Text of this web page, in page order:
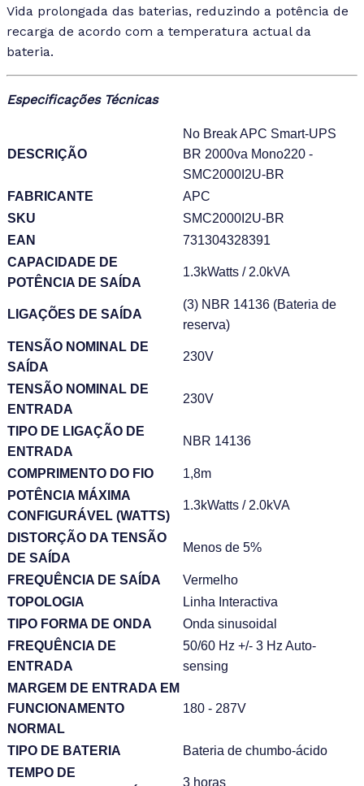
Vida prolongada das baterias, reduzindo a potência de
recarga de acordo com a temperatura actual da
bateria.
Especificações Técnicas
DESCRIÇÃO
No Break APC Smart-UPS
BR 2000va Mono220 -
SMC2000I2U-BR
FABRICANTE
APC
SKU
SMC2000I2U-BR
EAN
731304328391
CAPACIDADE DE
POTÊNCIA DE SAÍDA
1.3kWatts / 2.0kVA
LIGAÇÕES DE SAÍDA
(3) NBR 14136 (Bateria de
reserva)
TENSÃO NOMINAL DE
SAÍDA
230V
TENSÃO NOMINAL DE
ENTRADA
230V
TIPO DE LIGAÇÃO DE
ENTRADA
NBR 14136
COMPRIMENTO DO FIO
1,8m
POTÊNCIA MÁXIMA
CONFIGURÁVEL (WATTS)
1.3kWatts / 2.0kVA
DISTORÇÃO DA TENSÃO
DE SAÍDA
Menos de 5%
FREQUÊNCIA DE SAÍDA
Vermelho
TOPOLOGIA
Linha Interactiva
TIPO FORMA DE ONDA
Onda sinusoidal
FREQUÊNCIA DE
ENTRADA
50/60 Hz +/- 3 Hz Auto-
sensing
MARGEM DE ENTRADA EM
FUNCIONAMENTO
NORMAL
180 - 287V
TIPO DE BATERIA
Bateria de chumbo-ácido
TEMPO DE
3 horas